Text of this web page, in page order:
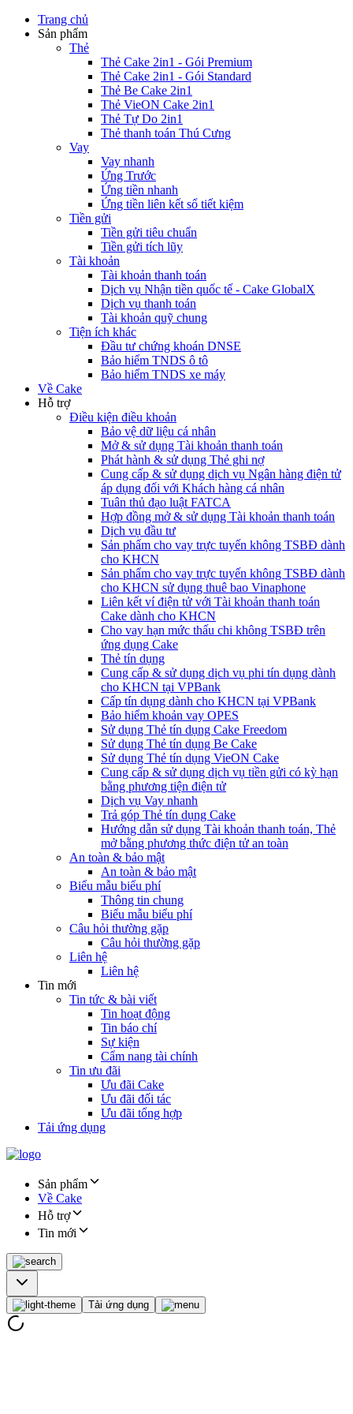
Trang chủ
Sản phẩm
Thẻ
Thẻ Cake 2in1 - Gói Premium
Thẻ Cake 2in1 - Gói Standard
Thẻ Be Cake 2in1
Thẻ VieON Cake 2in1
Thẻ Tự Do 2in1
Thẻ thanh toán Thú Cưng
Vay
Vay nhanh
Ứng Trước
Ứng tiền nhanh
Ứng tiền liên kết sổ tiết kiệm
Tiền gửi
Tiền gửi tiêu chuẩn
Tiền gửi tích lũy
Tài khoản
Tài khoản thanh toán
Dịch vụ Nhận tiền quốc tế - Cake GlobalX
Dịch vụ thanh toán
Tài khoản quỹ chung
Tiện ích khác
Đầu tư chứng khoán DNSE
Bảo hiểm TNDS ô tô
Bảo hiểm TNDS xe máy
Về Cake
Hỗ trợ
Điều kiện điều khoản
Bảo vệ dữ liệu cá nhân
Mở & sử dụng Tài khoản thanh toán
Phát hành & sử dụng Thẻ ghi nợ
Cung cấp & sử dụng dịch vụ Ngân hàng điện tử
áp dụng đối với Khách hàng cá nhân
Tuân thủ đạo luật FATCA
Hợp đồng mở & sử dụng Tài khoản thanh toán
Dịch vụ đầu tư
Sản phẩm cho vay trực tuyến không TSBĐ dành
cho KHCN
Sản phẩm cho vay trực tuyến không TSBĐ dành
cho KHCN sử dụng thuê bao Vinaphone
Liên kết ví điện tử với Tài khoản thanh toán
Cake dành cho KHCN
Cho vay hạn mức thấu chi không TSBĐ trên
ứng dụng Cake
Thẻ tín dụng
Cung cấp & sử dụng dịch vụ phi tín dụng dành
cho KHCN tại VPBank
Cấp tín dụng dành cho KHCN tại VPBank
Bảo hiểm khoản vay OPES
Sử dụng Thẻ tín dụng Cake Freedom
Sử dụng Thẻ tín dụng Be Cake
Sử dụng Thẻ tín dụng VieON Cake
Cung cấp & sử dụng dịch vụ tiền gửi có kỳ hạn
bằng phương tiện điện tử
Dịch vụ Vay nhanh
Trả góp Thẻ tín dụng Cake
Hướng dẫn sử dụng Tài khoản thanh toán, Thẻ
mở bằng phương thức điện tử an toàn
An toàn & bảo mật
An toàn & bảo mật
Biểu mẫu biểu phí
Thông tin chung
Biểu mẫu biểu phí
Câu hỏi thường gặp
Câu hỏi thường gặp
Liên hệ
Liên hệ
Tin mới
Tin tức & bài viết
Tin hoạt động
Tin báo chí
Sự kiện
Cẩm nang tài chính
Tin ưu đãi
Ưu đãi Cake
Ưu đãi đối tác
Ưu đãi tổng hợp
Tải ứng dụng
Sản phẩm
Về Cake
Hỗ trợ
Tin mới
Tải ứng dụng